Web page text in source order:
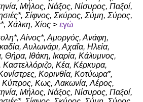
Μήλος, Νάξος, Νίσυρος, Παξοί,
Σίφνος, Σκύρος, Σύμη, Σύρος,
Χάλκη, Χίος > εγώ
Αίνος*, Αμοργός, Ανάφη,
Αυλωνάρι, Αχαΐα, Ηλεία,
Ιθάκη, Ικαρία, Κάλυμνος,
Κέα, Κέρκυρα,
Κορινθία, Κοτύωρα*,
Κως, Λακωνία, Λέρος,
Μήλος, Νάξος, Νίσυρος, Παξοί,